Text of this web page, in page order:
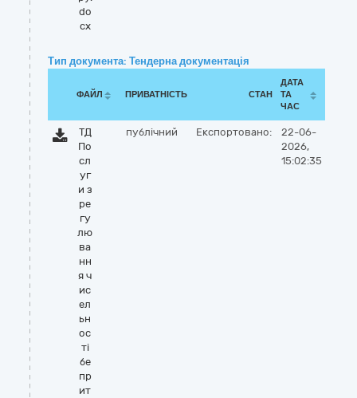
do
cx
Тип документа: Тендерна документація
ФАЙЛ ПРИВАТНІСТЬ СТАН
ДАТА
ТА
ЧАС
ТД
По
сл
уг
и з
ре
гу
лю
ва
нн
я ч
ис
ел
ьн
ос
ті
бе
пр
ит
публічний Експортовано:
22-06-
2026,
15:02:35